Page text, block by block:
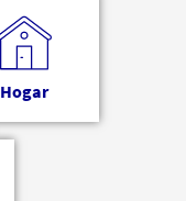
Hogar